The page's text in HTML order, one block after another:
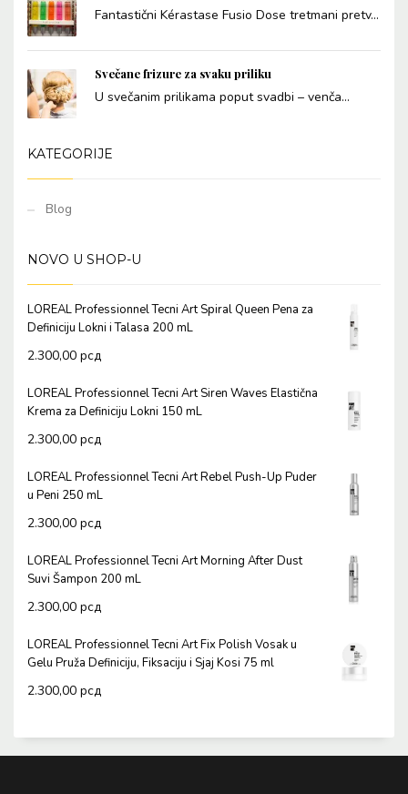
Fantastični Kérastase Fusio Dose tretmani pretv...
Svečane frizure za svaku priliku
U svečanim prilikama poput svadbi – venča...
KATEGORIJE
Blog
NOVO U SHOP-U
LOREAL Professionnel Tecni Art Spiral Queen Pena za
Definiciju Lokni i Talasa 200 mL
2.300,00 рсд
LOREAL Professionnel Tecni Art Siren Waves Elastična
Krema za Definiciju Lokni 150 mL
2.300,00 рсд
LOREAL Professionnel Tecni Art Rebel Push-Up Puder
u Peni 250 mL
2.300,00 рсд
LOREAL Professionnel Tecni Art Morning After Dust
Suvi Šampon 200 mL
2.300,00 рсд
LOREAL Professionnel Tecni Art Fix Polish Vosak u
Gelu Pruža Definiciju, Fiksaciju i Sjaj Kosi 75 ml
2.300,00 рсд